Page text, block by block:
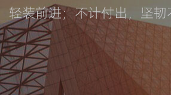
轻装前进；不计付出，坚韧